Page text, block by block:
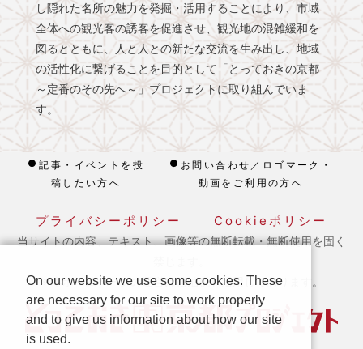
し隠れた名所の魅力を発掘・活用することにより、市域
全体への観光客の誘客を促進させ、観光地の混雑緩和を
図るとともに、人と人との新たな交流を生み出し、地域
の活性化に繋げることを目的として「とっておきの京都
～定番のその先へ～」プロジェクトに取り組んでいま
す。
記事・イベントを投
稿したい方へ
お問い合わせ／ロゴマーク・
動画をご利用の方へ
プライバシーポリシー Cookieポリシー
当サイトの内容、テキスト、画像等の無断転載・無断使用を固く
※ 本ホームページの運営は宿泊税を活用しております。
On our website we use some cookies. These
are necessary for our site to work properly
and to give us information about how our site
is used.